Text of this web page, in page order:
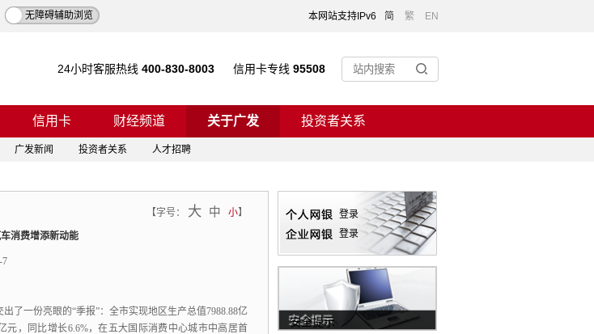
无障碍辅助浏览 本网站支持IPv6 简 繁 EN
24小时客服热线 400-830-8003 信用卡专线 95508
信用卡 财经频道 关于广发 投资者关系
广发新闻 投资者关系 人才招聘
【字号： 大 中 小】
消费增添新动能
-7
出了一份亮眼的“季报”：全市实现地区生产总值7988.88亿
元， 同比增长6.6%，在五大国际消费中心城市中高居首
登录
登录
安全提示